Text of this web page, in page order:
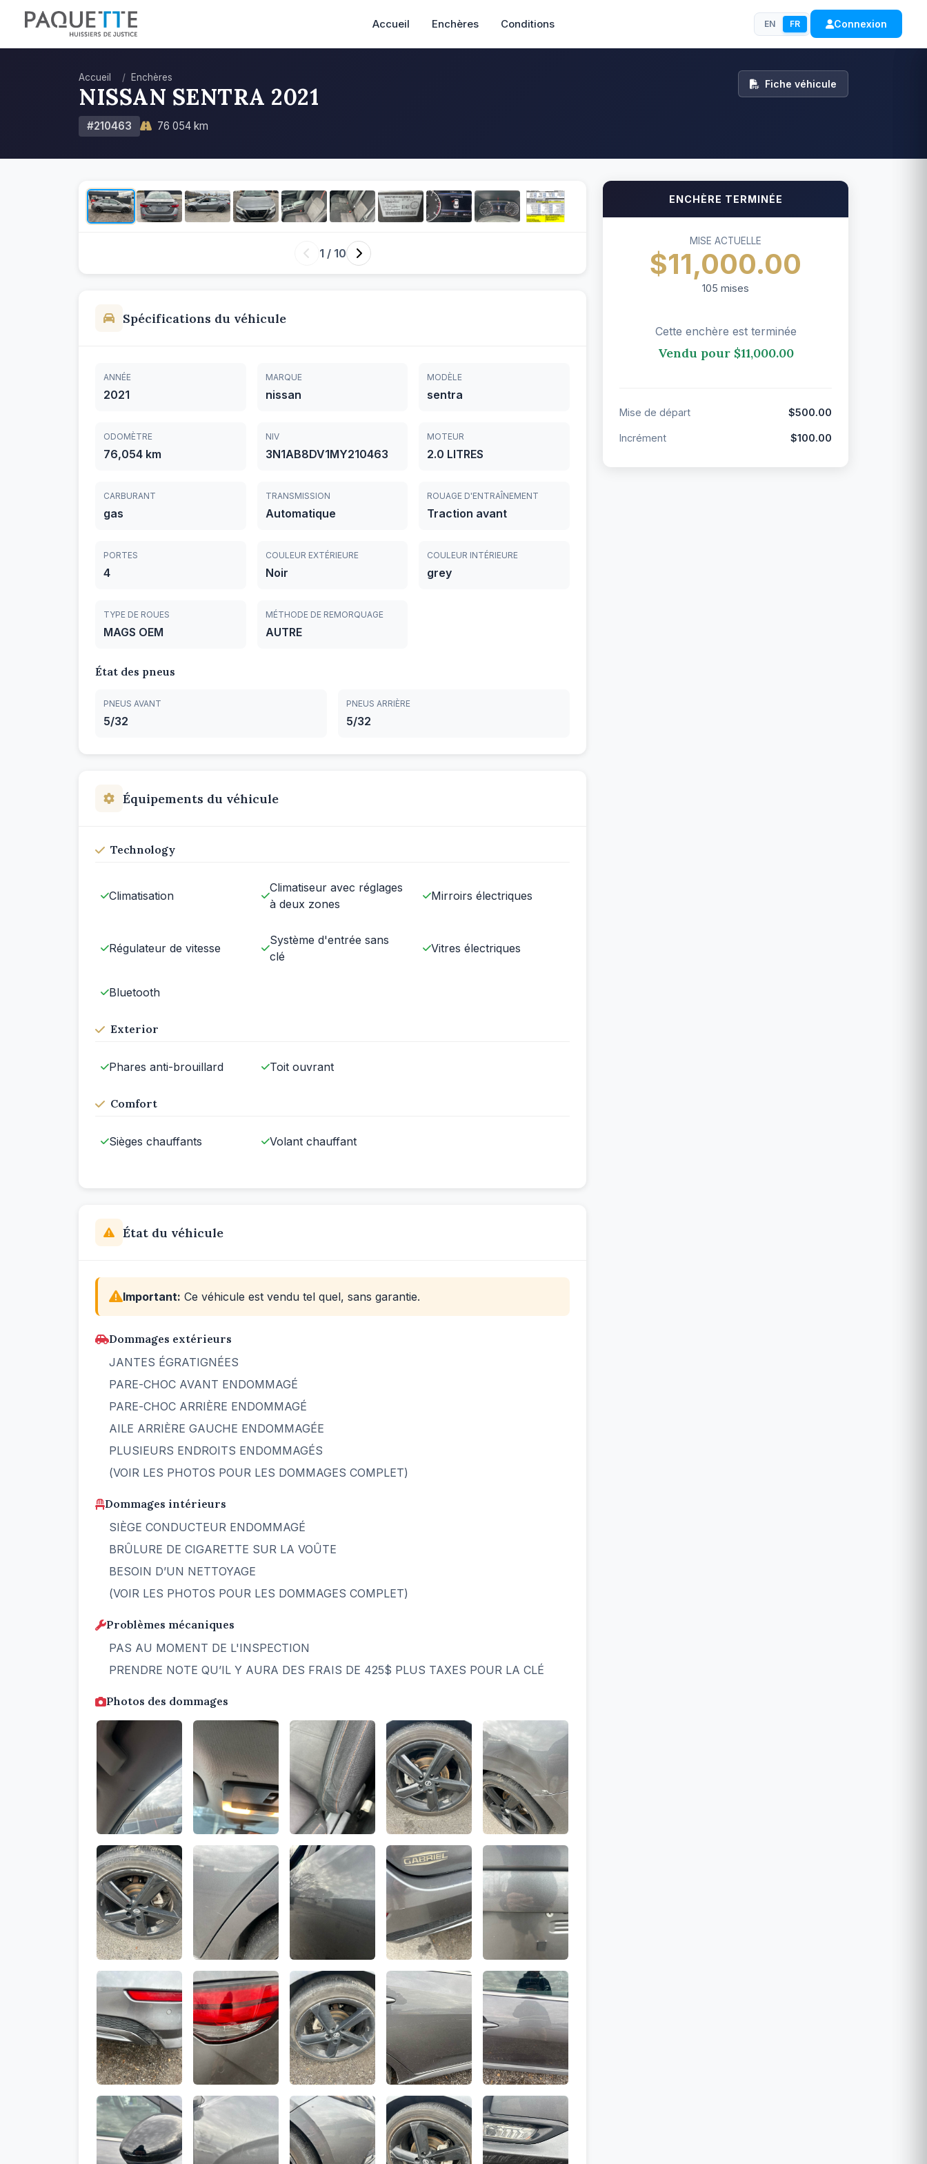
Accueil Enchères Conditions EN FR Connexion
Accueil Enchères
NISSAN SENTRA 2021
#210463 76 054 km
Fiche véhicule
1 / 10
Spécifications du véhicule
ANNÉE
2021
MARQUE
nissan
MODÈLE
sentra
ODOMÈTRE
76,054 km
NIV
3N1AB8DV1MY210463
MOTEUR
2.0 LITRES
CARBURANT
gas
TRANSMISSION
Automatique
ROUAGE D'ENTRAÎNEMENT
Traction avant
PORTES
4
COULEUR EXTÉRIEURE
Noir
COULEUR INTÉRIEURE
grey
TYPE DE ROUES
MAGS OEM
MÉTHODE DE REMORQUAGE
AUTRE
État des pneus
PNEUS AVANT
5/32
PNEUS ARRIÈRE
5/32
Équipements du véhicule
Technology
Climatisation
Climatiseur avec réglages
à deux zones
Mirroirs électriques
Régulateur de vitesse
Système d'entrée sans
clé
Vitres électriques
Bluetooth
Exterior
Phares anti-brouillard Toit ouvrant
Comfort
Sièges chauffants Volant chauffant
État du véhicule
Important: Ce véhicule est vendu tel quel, sans garantie.
Dommages extérieurs
JANTES ÉGRATIGNÉES
PARE-CHOC AVANT ENDOMMAGÉ
PARE-CHOC ARRIÈRE ENDOMMAGÉ
AILE ARRIÈRE GAUCHE ENDOMMAGÉE
PLUSIEURS ENDROITS ENDOMMAGÉS
(VOIR LES PHOTOS POUR LES DOMMAGES COMPLET)
Dommages intérieurs
SIÈGE CONDUCTEUR ENDOMMAGÉ
BRÛLURE DE CIGARETTE SUR LA VOÛTE
BESOIN D’UN NETTOYAGE
(VOIR LES PHOTOS POUR LES DOMMAGES COMPLET)
Problèmes mécaniques
PAS AU MOMENT DE L'INSPECTION
PRENDRE NOTE QU’IL Y AURA DES FRAIS DE 425$ PLUS TAXES POUR LA CLÉ
Photos des dommages
ENCHÈRE TERMINÉE
MISE ACTUELLE
$11,000.00
105 mises
Cette enchère est terminée
Vendu pour $11,000.00
Mise de départ $500.00
Incrément $100.00